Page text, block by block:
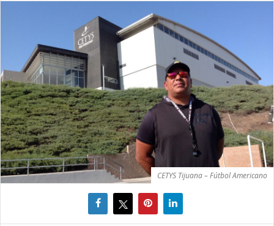
CETYS Tijuana – Fútbol Americano